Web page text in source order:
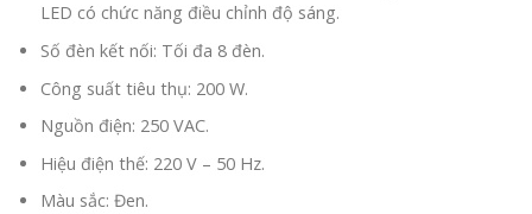
LED có chức năng điều chỉnh độ sáng.
Số đèn kết nối: Tối đa 8 đèn.
Công suất tiêu thụ: 200 W.
Nguồn điện: 250 VAC.
Hiệu điện thế: 220 V – 50 Hz.
Màu sắc: Đen.